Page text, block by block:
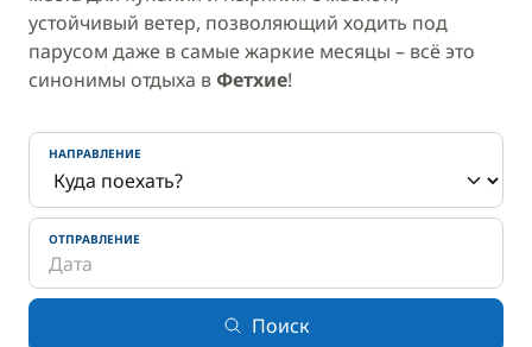
устойчивый ветер, позволяющий ходить под
парусом даже в самые жаркие месяцы – всё это
синонимы отдыха в Фетхие!
НАПРАВЛЕНИЕ
ОТПРАВЛЕНИЕ
Поиск